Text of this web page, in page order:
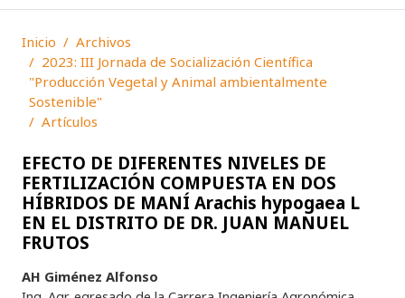
Inicio
Archivos
2023: III Jornada de Socialización Científica
"Producción Vegetal y Animal ambientalmente
Sostenible"
Artículos
EFECTO DE DIFERENTES NIVELES DE
FERTILIZACIÓN COMPUESTA EN DOS
HÍBRIDOS DE MANÍ Arachis hypogaea L
EN EL DISTRITO DE DR. JUAN MANUEL
FRUTOS
AH Giménez Alfonso